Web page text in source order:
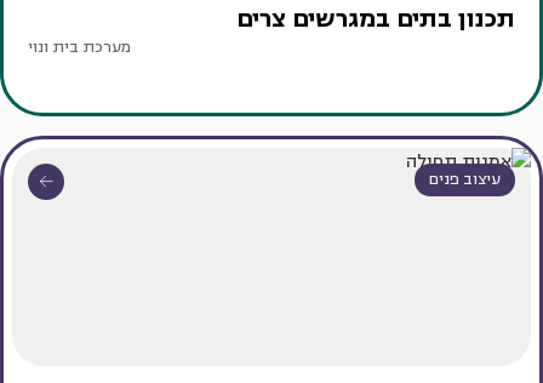
תכנון בתים במגרשים צרים
מערכת בית ונוי
עיצוב פנים